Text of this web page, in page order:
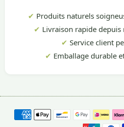
✔ Produits naturels
✔ Livraison rapide
✔ Service client
✔ Emballage durable